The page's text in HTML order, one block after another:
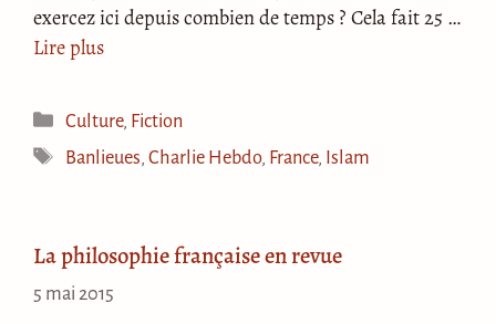
exercez ici depuis combien de temps ? Cela fait 25 …
Lire plus
Catégories
Culture, Fiction
Étiquettes
Banlieues ,Charlie Hebdo, France, Islam
La philosophie française en revue
5 mai 2015